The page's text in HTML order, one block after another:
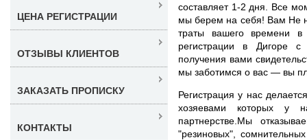
составляет 1-2 дня. Все
мы берем на себя! Вам Не
траты вашего времени
регистрации в Дигоре
получения вами
мы заботимся о вас — вы
Регистрация у нас
хозяевами которых у
партнерстве.Мы
"резиновых",
ЦЕНА РЕГИСТРАЦИИ
ОТЗЫВЫ КЛИЕНТОВ
ЗАКАЗАТЬ ПРОПИСКУ
КОНТАКТЫ